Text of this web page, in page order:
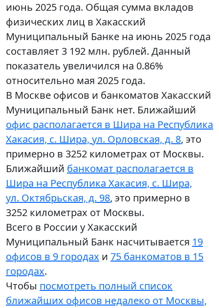
июнь 2025 года. Общая сумма вкладов
физических лиц в Хакасский
Муниципальный Банке на июнь 2025 года
составляет 3 192 млн. рублей. Данный
показатель увеличился на 0.86%
относительно мая 2025 года.
В Москве офисов и банкоматов Хакасский
Муниципальный Банк нет. Ближайший
офис располагается в Шира на Республика
Хакасия, с. Шира, ул. Орловская, д. 8, это
примерно в 3252 километрах от Москвы.
Ближайший банкомат располагается в
Шира на Республика Хакасия, с. Шира,
ул. Октябрьская, д. 98, это примерно в
3252 километрах от Москвы.
Всего в России у Хакасский
Муниципальный Банк насчитывается 19
офисов в 9 городах и 75 банкоматов в 15
городах.
Чтобы посмотреть полный список
ближайших офисов недалеко от Москвы,